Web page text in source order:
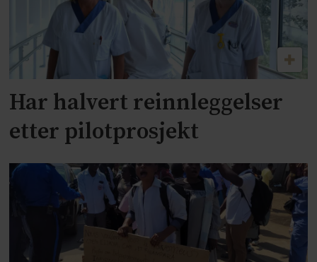
Har halvert reinnleggelser
etter pilotprosjekt